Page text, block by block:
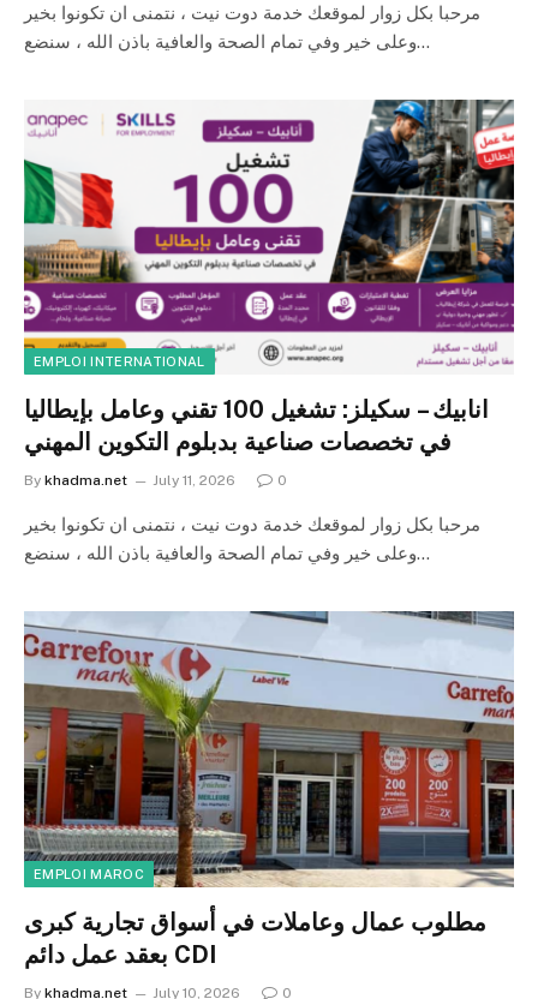
مرحبا بكل زوار لموقعك خدمة دوت نيت ، نتمنى ان تكونوا بخير
وعلى خير وفي تمام الصحة والعافية باذن الله ، سنضع…
EMPLOI INTERNATIONAL
انابيك – سكيلز: تشغيل 100 تقني وعامل بإيطاليا
في تخصصات صناعية بدبلوم التكوين المهني
By khadma.net July 11, 2026 0
مرحبا بكل زوار لموقعك خدمة دوت نيت ، نتمنى ان تكونوا بخير
وعلى خير وفي تمام الصحة والعافية باذن الله ، سنضع…
EMPLOI MAROC
مطلوب عمال وعاملات في أسواق تجارية كبرى
بعقد عمل دائم CDI
By khadma.net July 10, 2026 0